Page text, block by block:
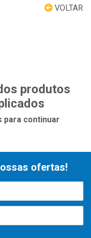
VOLTAR
produtos
para continuar
ofertas!